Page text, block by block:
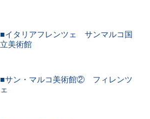
■イタリアフレンツェ サンマルコ国
立美術館
■サン・マルコ美術館② フィレンツ
ェ